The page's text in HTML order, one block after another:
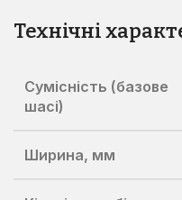
Технічні
Сумісність (базове
шасі)
Ширина, мм